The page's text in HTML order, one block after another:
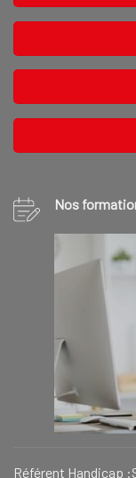
Nos
Référent Handicap